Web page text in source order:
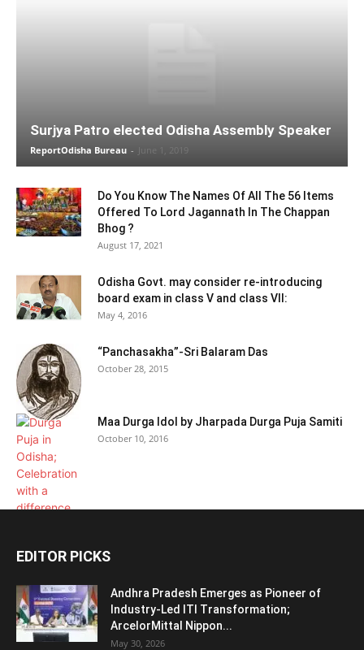
Surjya Patro elected Odisha Assembly Speaker
ReportOdisha Bureau - June 1, 2019
Do You Know The Names Of All The 56 Items
Offered To Lord Jagannath In The Chappan
Bhog ?
August 17, 2021
Odisha Govt. may consider re-introducing
board exam in class V and class VII:
May 4, 2016
“Panchasakha”-Sri Balaram Das
October 28, 2015
Maa Durga Idol by Jharpada Durga Puja Samiti
October 10, 2016
EDITOR PICKS
Andhra Pradesh Emerges as Pioneer of
Industry-Led ITI Transformation;
ArcelorMittal Nippon...
May 30, 2026